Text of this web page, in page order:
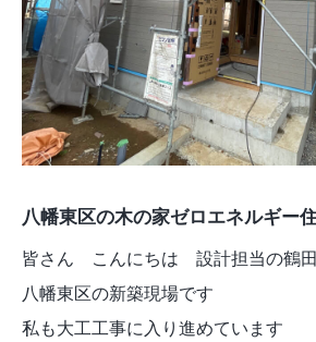
八幡東区の木の家ゼロエネルギー
皆さん こんにちは 設計担当の鶴
八幡東区の新築現場です
私も大工工事に入り進めています